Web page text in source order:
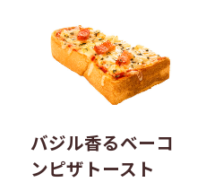
バジル香るベーコ
ンピザトースト